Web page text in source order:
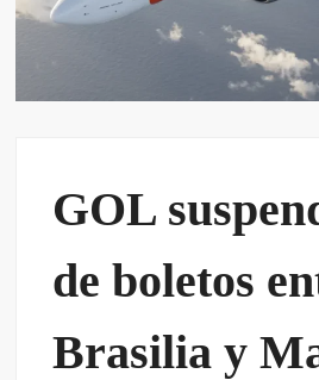
GOL
de boletos
Brasilia y